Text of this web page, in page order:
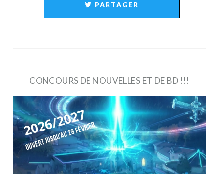
CONCOURS DE NOUVELLES ET DE BD !!!
PARTAGER